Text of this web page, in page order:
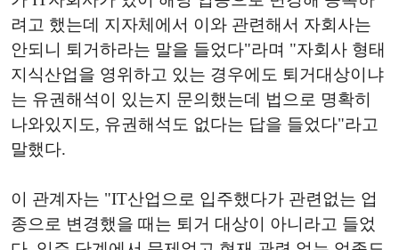
려고 했는데 지자체에서 이와 관련해서 자회사는
안되니 퇴거하라는 말을 들었다"라며 "자회사 형태
지식산업을 영위하고 있는 경우에도 퇴거대상이냐
는 유권해석이 있는지 문의했는데 법으로 명확히
나와있지도, 유권해석도 없다는 답을 들었다"라고
말했다.
이 관계자는 "IT산업으로 입주했다가 관련없는 업
종으로 변경했을 때는 퇴거 대상이 아니라고 들었